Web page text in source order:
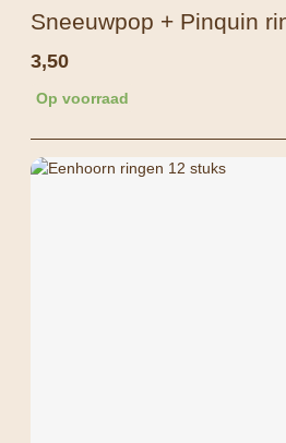
Sneeuwpop + Pinquin
3,50
Op voorraad